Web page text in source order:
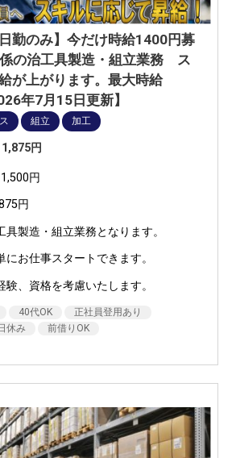
勤のみ】今だけ時給1400円募
の治工具製造・組立業務 ス
が上がります。最大時給
年7月15日更新】
組立 加工
円
円
円
製造・組立業務となります。
にお仕事スタートできます。
験、資格を考慮いたします。
40代OK
正社員登用あり
休み 前借りOK